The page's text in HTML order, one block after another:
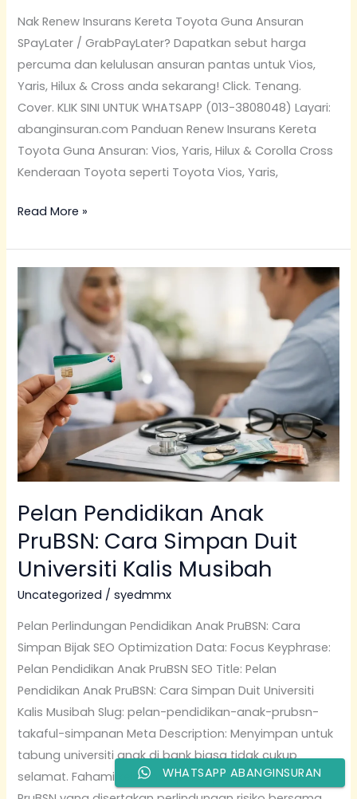
Nak Renew Insurans Kereta Toyota Guna Ansuran
SPayLater / GrabPayLater? Dapatkan sebut harga
percuma dan kelulusan ansuran pantas untuk Vios,
Yaris, Hilux & Cross anda sekarang! Click. Tenang.
Cover. KLIK SINI UNTUK WHATSAPP (013-3808048) Layari:
abanginsuran.com Panduan Renew Insurans Kereta
Toyota Guna Ansuran: Vios, Yaris, Hilux & Corolla Cross
Kenderaan Toyota seperti Toyota Vios, Yaris,
Read More »
Pelan Pendidikan Anak
PruBSN: Cara Simpan Duit
Universiti Kalis Musibah
Uncategorized /syedmmx
Pelan Perlindungan Pendidikan Anak PruBSN: Cara
Simpan Bijak SEO Optimization Data: Focus Keyphrase:
Pelan Pendidikan Anak PruBSN SEO Title: Pelan
Pendidikan Anak PruBSN: Cara Simpan Duit Universiti
Kalis Musibah Slug: pelan-pendidikan-anak-prubsn-
takaful-simpanan Meta Description: Menyimpan untuk
tabung universiti anak di bank biasa tidak cukup
selamat. Fahami kelebihan pelan pendidikan anak
Pendidikan
Anak
PruBSN:
Cara
Simpan
Duit
Universiti
Kalis
Musibah
WHATSAPP ABANGINSURAN